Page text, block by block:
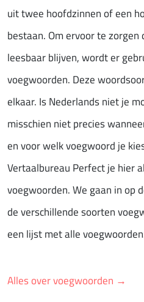
uit twee hoofdzinnen of een
bestaan. Om ervoor te
leesbaar blijven, wordt er
voegwoorden. Deze
elkaar. Is Nederlands niet je
misschien niet precies
en voor welk voegwoord je
Vertaalbureau Perfect je hier
voegwoorden. We gaan in op
de verschillende soorten
een lijst met alle
Alles over voegwoorden →